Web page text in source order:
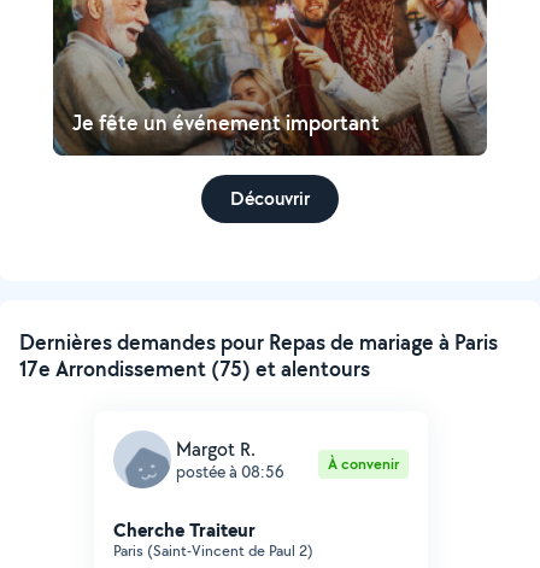
Je fête un événement important
Découvrir
Dernières demandes pour Repas de mariage à Paris
17e Arrondissement (75) et alentours
Margot R.
postée à 08:56 À convenir
Cherche Traiteur
Paris (Saint-Vincent de Paul 2)